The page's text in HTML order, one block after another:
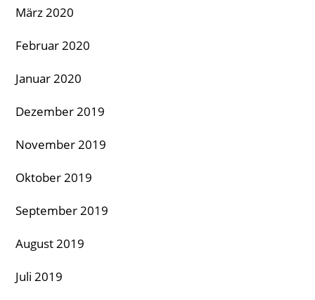
März 2020
Februar 2020
Januar 2020
Dezember 2019
November 2019
Oktober 2019
September 2019
August 2019
Juli 2019